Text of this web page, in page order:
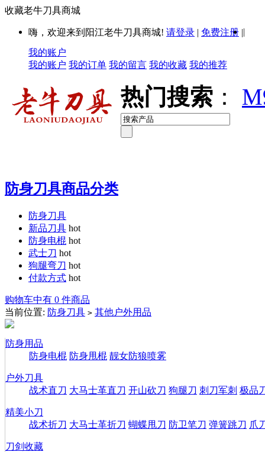
收藏老牛刀具商城
嗨，欢迎来到阳江老牛刀具商城! 请登录 | 免费注册 ||
我的账户
我的账户 我的订单 我的留言 我的收藏 我的推荐
热门搜索 ：
防身刀具商品分类
防身刀具
新品刀具 hot
防身电棍 hot
武士刀 hot
狗腿弯刀 hot
付款方式 hot
购物车中有 0 件商品
当前位置: 防身刀具 > 其他户外用品
防身用品
防身电棍 防身甩棍 靓女防狼喷雾
户外刀具
战术直刀 大马士革直刀 开山砍刀 狗腿刀 刺刀军刺 极品
精美小刀
战术折刀 大马士革折刀 蝴蝶甩刀 防卫笔刀 弹簧跳刀 爪
刀剑收藏